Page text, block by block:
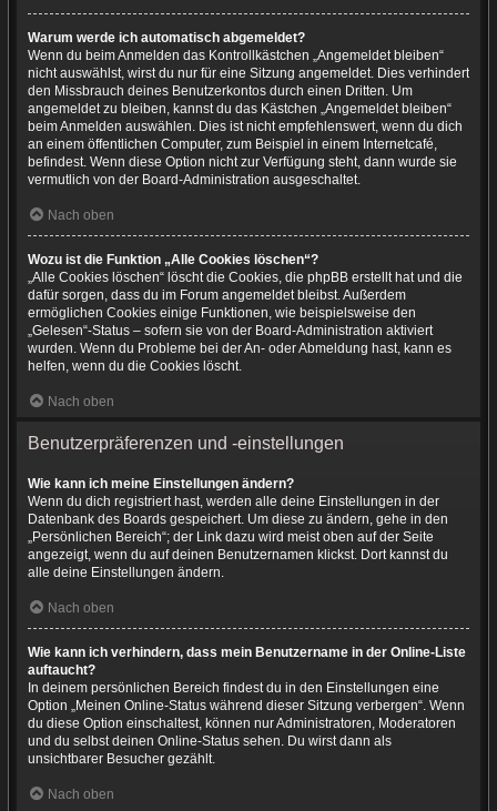
Warum werde ich automatisch abgemeldet?
Wenn du beim Anmelden das Kontrollkästchen „Angemeldet bleiben“
nicht auswählst, wirst du nur für eine Sitzung angemeldet. Dies verhindert
den Missbrauch deines Benutzerkontos durch einen Dritten. Um
angemeldet zu bleiben, kannst du das Kästchen „Angemeldet bleiben“
beim Anmelden auswählen. Dies ist nicht empfehlenswert, wenn du dich
an einem öffentlichen Computer, zum Beispiel in einem Internetcafé,
befindest. Wenn diese Option nicht zur Verfügung steht, dann wurde sie
vermutlich von der Board-Administration ausgeschaltet.
Nach oben
Wozu ist die Funktion „Alle Cookies löschen“?
„Alle Cookies löschen“ löscht die Cookies, die phpBB erstellt hat und die
dafür sorgen, dass du im Forum angemeldet bleibst. Außerdem
ermöglichen Cookies einige Funktionen, wie beispielsweise den
„Gelesen“-Status – sofern sie von der Board-Administration aktiviert
wurden. Wenn du Probleme bei der An- oder Abmeldung hast, kann es
helfen, wenn du die Cookies löscht.
Nach oben
Benutzerpräferenzen und -einstellungen
Wie kann ich meine Einstellungen ändern?
Wenn du dich registriert hast, werden alle deine Einstellungen in der
Datenbank des Boards gespeichert. Um diese zu ändern, gehe in den
„Persönlichen Bereich“; der Link dazu wird meist oben auf der Seite
angezeigt, wenn du auf deinen Benutzernamen klickst. Dort kannst du
alle deine Einstellungen ändern.
Nach oben
Wie kann ich verhindern, dass mein Benutzername in der Online-Liste
auftaucht?
In deinem persönlichen Bereich findest du in den Einstellungen eine
Option „Meinen Online-Status während dieser Sitzung verbergen“. Wenn
du diese Option einschaltest, können nur Administratoren, Moderatoren
und du selbst deinen Online-Status sehen. Du wirst dann als
unsichtbarer Besucher gezählt.
Nach oben